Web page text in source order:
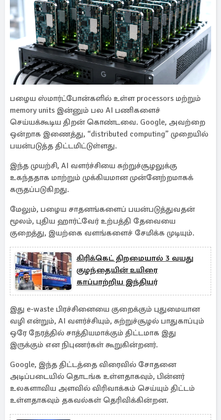
பழைய ஸ்மார்ட்போன்களில் உள்ள processors மற்றும்
memory units இன்னும் பல AI பணிகளைச்
செய்யக்கூடிய திறன் கொண்டவை. Google, அவற்றை
ஒன்றாக இணைத்து, “distributed computing” முறையில்
பயன்படுத்த திட்டமிட்டுள்ளது.
இந்த முயற்சி, AI வளர்ச்சியை சுற்றுச்சூழலுக்கு
உகந்ததாக மாற்றும் முக்கியமான முன்னேற்றமாகக்
கருதப்படுகிறது.
மேலும், பழைய சாதனங்களைப் பயன்படுத்துவதன்
மூலம், புதிய ஹார்ட்வேர் உற்பத்தி தேவையை
குறைத்து, இயற்கை வளங்களைச் சேமிக்க முடியும்.
கிரிக்கெட் திறமையால் 3 வயது
குழந்தையின் உயிரை
காப்பாற்றிய இந்தியர்
இது e-waste பிரச்சினையை குறைக்கும் புதுமையான
வழி என்றும், AI வளர்ச்சியும், சுற்றுச்சூழல் பாதுகாப்பும்
ஒரே நேரத்தில் சாத்தியமாக்கும் திட்டமாக இது
இருக்கும் என நிபுணர்கள் கூறுகின்றனர்.
Google, இந்த திட்டத்தை விரைவில் சோதனை
அடிப்படையில் தொடங்க உள்ளதாகவும், பின்னர்
உலகளாவிய அளவில் விரிவாக்கம் செய்யும் திட்டம்
உள்ளதாகவும் தகவல்கள் தெரிவிக்கின்றன.